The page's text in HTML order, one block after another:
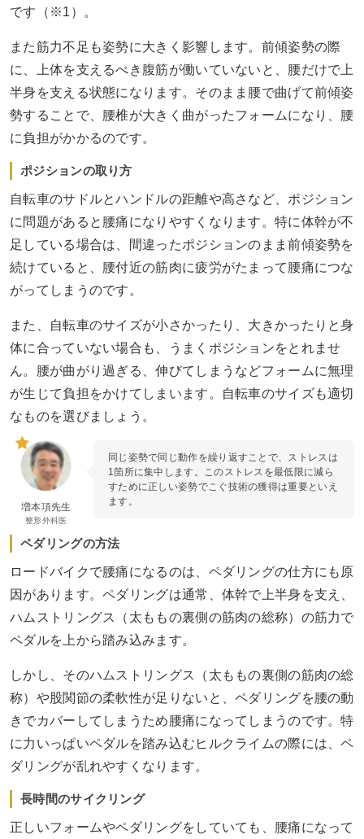
です（※1）。
また筋力不足も姿勢に大きく影響します。前傾姿勢の際
に、上体を支えるべき腹筋が働いていないと、腰だけで上
半身を支える状態になります。そのまま腰で曲げて前傾姿
勢することで、腰椎が大きく曲がったフォームになり、腰
に負担がかかるのです。
ポジションの取り方
自転車のサドルとハンドルの距離や高さなど、ポジション
に問題があると腰痛になりやすくなります。特に体幹が不
足している場合は、間違ったポジションのまま前傾姿勢を
続けていると、腰付近の筋肉に疲労がたまって腰痛につな
がってしまうのです。
また、自転車のサイズが小さかったり、大きかったりと身
体に合っていない場合も、うまくポジションをとれませ
ん。腰が曲がり過ぎる、伸びてしまうなどフォームに無理
が生じて負担をかけてしまいます。自転車のサイズも適切
なものを選びましょう。
増本項先生
整形外科医
同じ姿勢で同じ動作を繰り返すことで、ストレスは
1箇所に集中します。このストレスを最低限に減ら
すために正しい姿勢でこぐ技術の獲得は重要といえ
ます。
ペダリングの方法
ロードバイクで腰痛になるのは、ペダリングの仕方にも原
因があります。ペダリングは通常、体幹で上半身を支え、
ハムストリングス（太ももの裏側の筋肉の総称）の筋力で
ペダルを上から踏み込みます。
しかし、そのハムストリングス（太ももの裏側の筋肉の総
称）や股関節の柔軟性が足りないと、ペダリングを腰の動
きでカバーしてしまうため腰痛になってしまうのです。特
に力いっぱいペダルを踏み込むヒルクライムの際には、ペ
ダリングが乱れやすくなります。
長時間のサイクリング
正しいフォームやペダリングをしていても、腰痛になって